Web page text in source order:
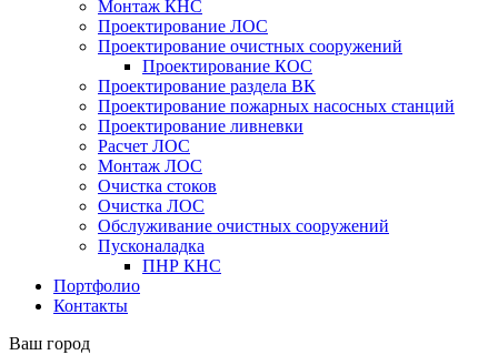
Монтаж КНС
Проектирование ЛОС
Проектирование очистных сооружений
Проектирование КОС
Проектирование раздела ВК
Проектирование пожарных насосных станций
Проектирование ливневки
Расчет ЛОС
Монтаж ЛОС
Очистка стоков
Очистка ЛОС
Обслуживание очистных сооружений
Пусконаладка
ПНР КНС
Портфолио
Контакты
Ваш город